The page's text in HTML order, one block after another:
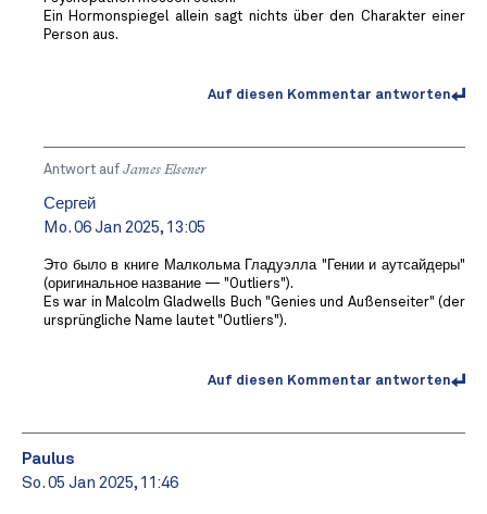
Ein Hormonspiegel allein sagt nichts über den Charakter einer
Person aus.
Auf diesen Kommentar antworten
Antwort auf James Elsener
Сергей
Mo. 06 Jan 2025, 13:05
Это было в книге Малкольма Гладуэлла "Гении и аутсайдеры"
(оригинальное название — "Outliers").
Es war in Malcolm Gladwells Buch "Genies und Außenseiter" (der
ursprüngliche Name lautet "Outliers").
Auf diesen Kommentar antworten
Paulus
So. 05 Jan 2025, 11:46